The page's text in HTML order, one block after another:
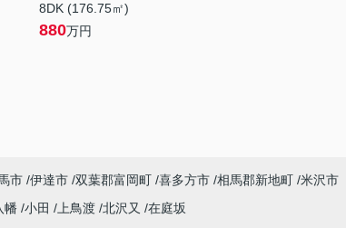
8DK (176.75㎡)
880万円
市 伊達市 双葉郡富岡町 喜多方市 相馬郡新地町 米沢市
幡 小田 上鳥渡 北沢又
在庭坂